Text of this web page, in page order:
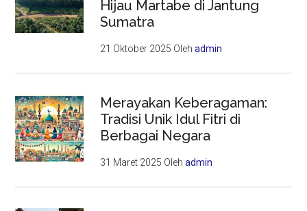
Hijau Martabe di Jantung
Sumatra
21 Oktober 2025 Olehadmin
Merayakan Keberagaman:
Tradisi Unik Idul Fitri di
Berbagai Negara
31 Maret 2025 Olehadmin